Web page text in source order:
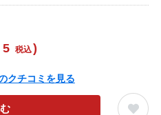
税込)
クチコミを見る